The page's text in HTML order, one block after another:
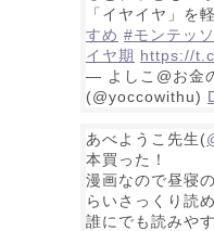
「イヤイヤ」を
すめ #モンテッ
イヤ期 https://
— よしこ@お金
(@yoccowithu)
あべようこ先生(
本買った！
漫画なので昼寝
らいさっくり読め
誰にでも読みや